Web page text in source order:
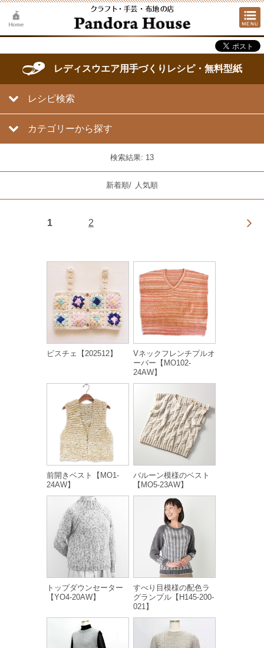
レディスウエア用手づくりレシピ・無料型紙
レシピ検索
カテゴリーから探す
検索結果: 13
新着順/ 人気順
1 2
ビスチェ【202512】
Vネックフレンチプルオ
ーバー【MO102-
24AW】
前開きベスト【MO1-
24AW】
バルーン模様のベスト
【MO5-23AW】
トップダウンセーター
【YO4-20AW】
すべり目模様の配色ラ
グランプル【H145-200-
021】